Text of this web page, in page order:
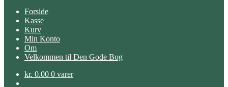
Forside
Kasse
Kurv
Min Konto
Om
Velkommen til Den Gode Bog
kr. 0.00 0 varer